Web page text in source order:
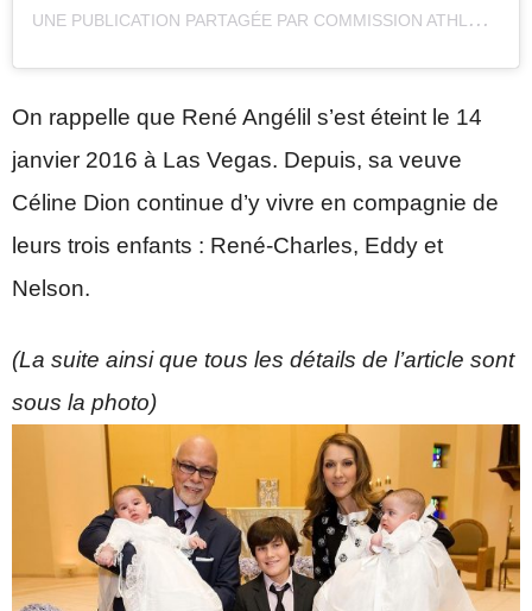
U
NE PUBLICATION PARTAGÉE PAR COMMISSION ATHLÉTIQUE (@COMMISSIONATHLETIQUE)
On rappelle que René Angélil s’est éteint le 14
janvier 2016 à Las Vegas. Depuis, sa veuve
Céline Dion continue d’y vivre en compagnie de
leurs trois enfants : René-Charles, Eddy et
Nelson.
(La suite ainsi que tous les détails de l’article sont
sous la photo)